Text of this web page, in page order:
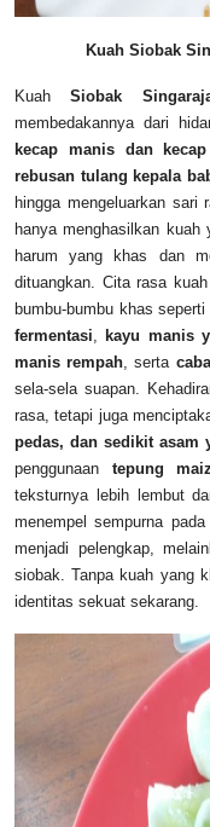
Kuah Siobak
KuahSiobak
membedakannya dari
kecap manis dan
rebusan tulang kepala
hingga mengeluarkan sari
hanya menghasilkan kuah
harum yang khas dan
dituangkan. Cita rasa
bumbu-bumbu khas seperti
fermentasi
kayu manis
manis rempah , serta
sela-sela suapan.
rasa, tetapi juga
pedas, dan sedikit asam
penggunaan tepung
teksturnya lebih lembut
menempel sempurna
menjadi pelengkap,
siobak. Tanpa kuah yang
identitas sekuat sekarang.